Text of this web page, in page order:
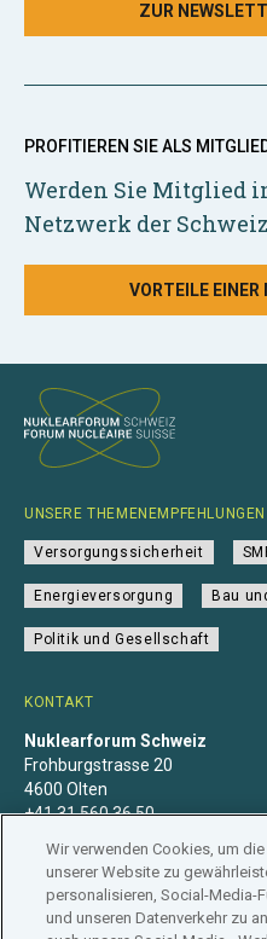
ZUR
PROFITIEREN SIE ALS
Werden Sie Mitglied
Netzwerk der
VORTEILE
KONTAKT
Nuklearforum Schweiz
Frohburgstrasse 20
4600 Olten
+41 31 560 36 50
UNSERE THEMENEMPFEHLUNGEN
Versorgungssicherheit
Energieversorgung Bau
Politik und Gesellschaft
Wir verwenden Cookies, um
unserer Website zu
personalisieren, Social-Media-
und unseren Datenverkehr zu